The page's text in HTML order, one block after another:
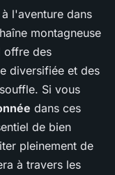
l'aventure dans
montagneuse
offre des
diversifiée et des
Si vous
dans ces
de bien
pleinement de
à travers les